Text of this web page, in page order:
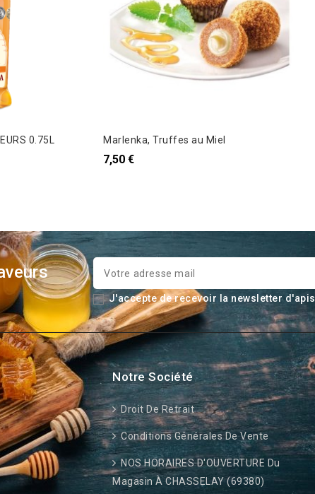
0.75L Marlenka, Truffes au Miel
7,50 €
J'accepte de recevoir la newsletter
Notre Société
Droit De Retrait
Conditions Générales De Vente
NOS HORAIRES D'OUVERTURE Du
Magasin À CHASSELAY (69380)